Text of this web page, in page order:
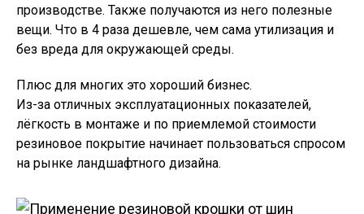
производстве. Также получаются из него полезные
вещи. Что в 4 раза дешевле, чем сама утилизация и
без вреда для окружающей среды.
Плюс для многих это хороший бизнес.
Из-за отличных эксплуатационных показателей,
лёгкость в монтаже и по приемлемой стоимости
резиновое покрытие начинает пользоваться спросом
на рынке ландшафтного дизайна.